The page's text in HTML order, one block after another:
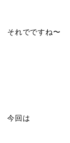
それでですね〜
今回は